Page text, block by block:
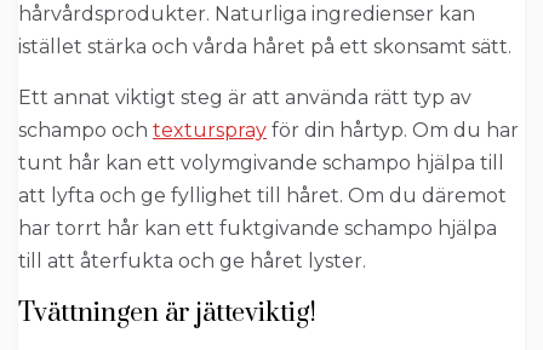
hårvårdsprodukter. Naturliga ingredienser kan
istället stärka och vårda håret på ett skonsamt sätt.
Ett annat viktigt steg är att använda rätt typ av
schampo och texturspray för din hårtyp. Om du har
tunt hår kan ett volymgivande schampo hjälpa till
att lyfta och ge fyllighet till håret. Om du däremot
har torrt hår kan ett fuktgivande schampo hjälpa
till att återfukta och ge håret lyster.
Tvättningen är jätteviktig!